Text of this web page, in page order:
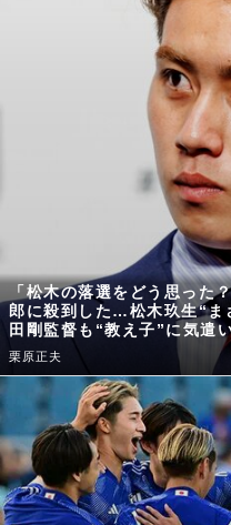
「松木の落選をどう思った
郎に殺到した…松木玖生“ま
田剛監督も“教え子”に気遣
栗原正夫